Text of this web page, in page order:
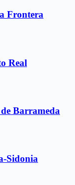
Frontera
Real
Barrameda
Sidonia